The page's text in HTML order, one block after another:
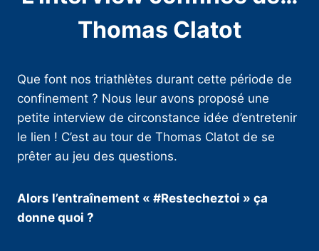
Thomas Clatot
Que font nos triathlètes durant cette période de
confinement ? Nous leur avons proposé une
petite interview de circonstance idée d’entretenir
le lien ! C’est au tour de Thomas Clatot de se
prêter au jeu des questions.
Alors l’entraînement « #Restecheztoi » ça
donne quoi ?